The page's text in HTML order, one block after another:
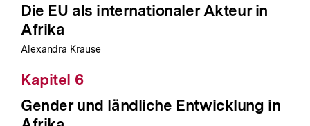
Die EU als internationaler Akteur in
Afrika
Alexandra Krause
Kapitel 6
Gender und ländliche Entwicklung in